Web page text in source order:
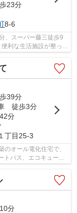
23分
8-6
、スーパー藤三徒歩9
利な生活施設が整った
39分
車 徒歩3分
分
１丁目25-3
オール電化住宅で、
トバス、エコキュート
...
分